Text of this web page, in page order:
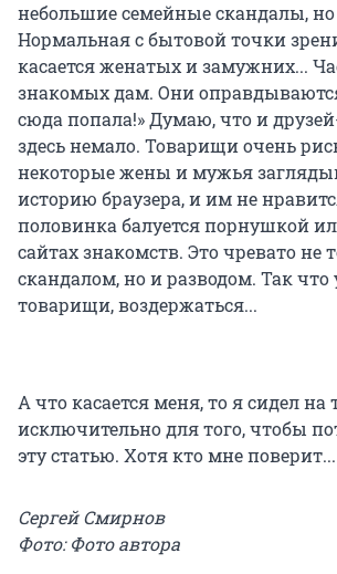
небольшие семейные скандалы, но
Нормальная с бытовой точки
касается женатых и замужних...
знакомых дам. Они
сюда попала!» Думаю, что и
здесь немало. Товарищи очень
некоторые жены и мужья
историю браузера, и им не
половинка балуется порнушкой
сайтах знакомств. Это чревато не
скандалом, но и разводом. Так
товарищи, воздержаться...
А что касается меня, то я сидел на
исключительно для того, чтобы
эту статью. Хотя кто мне поверит...
Сергей Смирнов
Фото: Фото автора